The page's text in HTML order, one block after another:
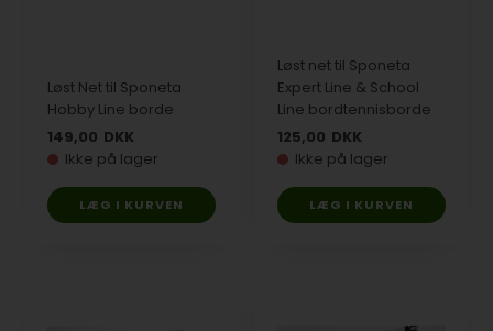
Løst Net til Sponeta
Hobby Line borde
149,00 DKK
Ikke på lager
Løst net til Sponeta
Expert Line & School
Line bordtennisborde
125,00 DKK
Ikke på lager